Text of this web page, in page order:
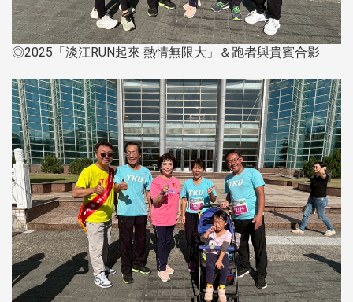
◎2025「淡江RUN起來 熱情無限大」＆跑者與貴賓合影